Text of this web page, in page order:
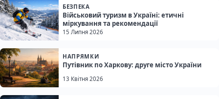
БЕЗПЕКА
Військовий туризм в Україні: етичні
міркування та рекомендації
15 Липня 2026
НАПРЯМКИ
Путівник по Харкову: друге місто України
13 Квітня 2026